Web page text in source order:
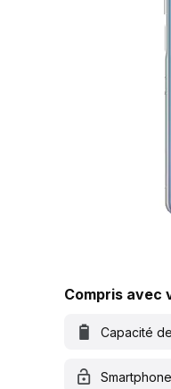
Compris avec
Capacité